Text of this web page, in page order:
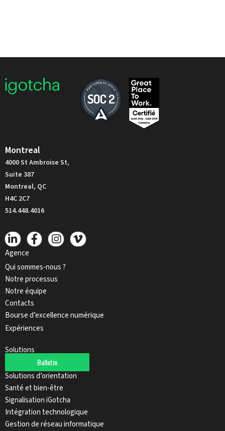
Montreal
4000 St Ambroise St,
Suite 387
Montreal, QC
H4C 2C7
514.448.4016
Agence
Qui sommes-nous ?
Notre processus
Notre équipe
Contacts
Bourse d’excellence numérique
Expériences
Bulletin
Solutions
Signalisation numérique
Solutions d’orientation
Santé et bien-être
Signalisation iGotcha
Intégration technologique
Gestion de réseau informatique